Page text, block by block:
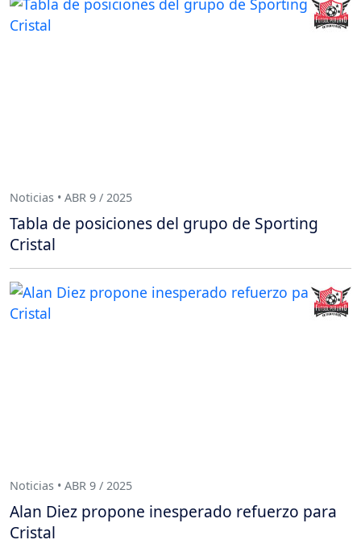
Noticias • ABR 9 / 2025
Tabla de posiciones del grupo de Sporting
Cristal
Noticias • ABR 9 / 2025
Alan Diez propone inesperado refuerzo para
Cristal